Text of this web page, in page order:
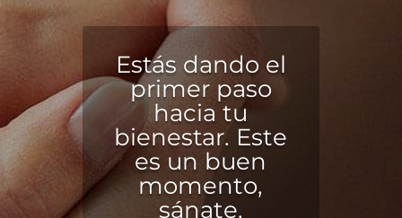
Estás dando el
primer paso
hacia tu
bienestar. Este
es un buen
momento,
sánate.